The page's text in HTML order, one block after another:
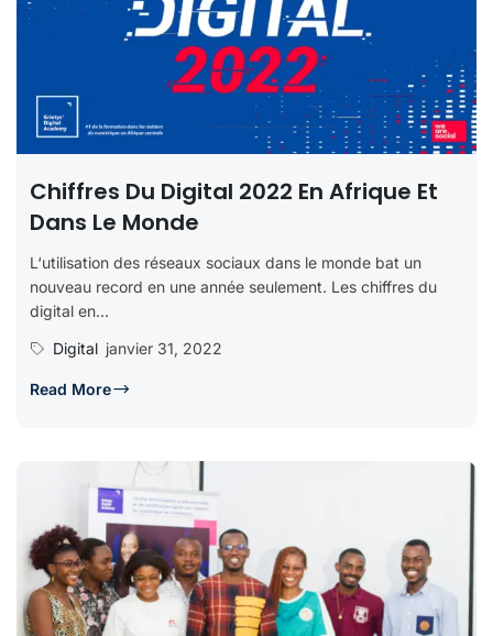
Chiffres Du Digital 2022 En Afrique Et
Dans Le Monde
L‘utilisation des réseaux sociaux dans le monde bat un
nouveau record en une année seulement. Les chiffres du
digital en...
Digital janvier 31, 2022
Read More